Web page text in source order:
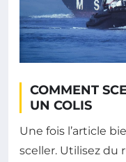
COMMENT
UN COLIS
Une fois l’article
sceller. Utilisez du